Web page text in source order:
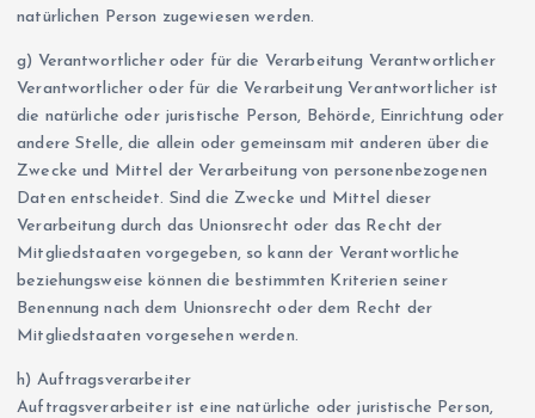
natürlichen Person zugewiesen werden.
g) Verantwortlicher oder für die Verarbeitung Verantwortlicher
Verantwortlicher oder für die Verarbeitung Verantwortlicher ist
die natürliche oder juristische Person, Behörde, Einrichtung oder
andere Stelle, die allein oder gemeinsam mit anderen über die
Zwecke und Mittel der Verarbeitung von personenbezogenen
Daten entscheidet. Sind die Zwecke und Mittel dieser
Verarbeitung durch das Unionsrecht oder das Recht der
Mitgliedstaaten vorgegeben, so kann der Verantwortliche
beziehungsweise können die bestimmten Kriterien seiner
Benennung nach dem Unionsrecht oder dem Recht der
Mitgliedstaaten vorgesehen werden.
h) Auftragsverarbeiter
Auftragsverarbeiter ist eine natürliche oder juristische Person,